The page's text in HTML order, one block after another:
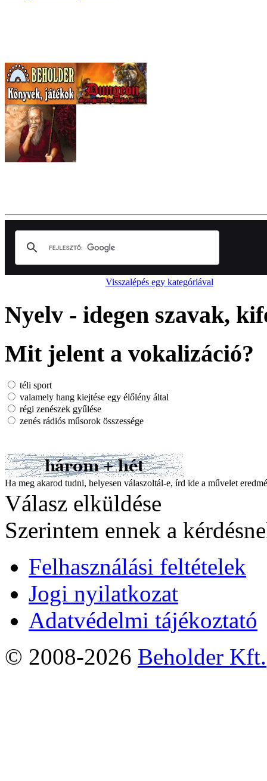
Visszalépés egy kategóriával
Nyelv - idegen szavak,
Mit jelent a vokalizáció?
téli sport
valamely hang kiejtése egy élőlény által
régi zenészek gyűlése
zenés rádiós műsorok összessége
Ha meg akarod tudni, helyesen válaszoltál-e, írd ide a művelet
Válasz elküldése
Szerintem ennek a
Felhasználási feltételek
Jogi nyilatkozat
Adatvédelmi tájékoztató
© 2008-2026 Beholder Kft.